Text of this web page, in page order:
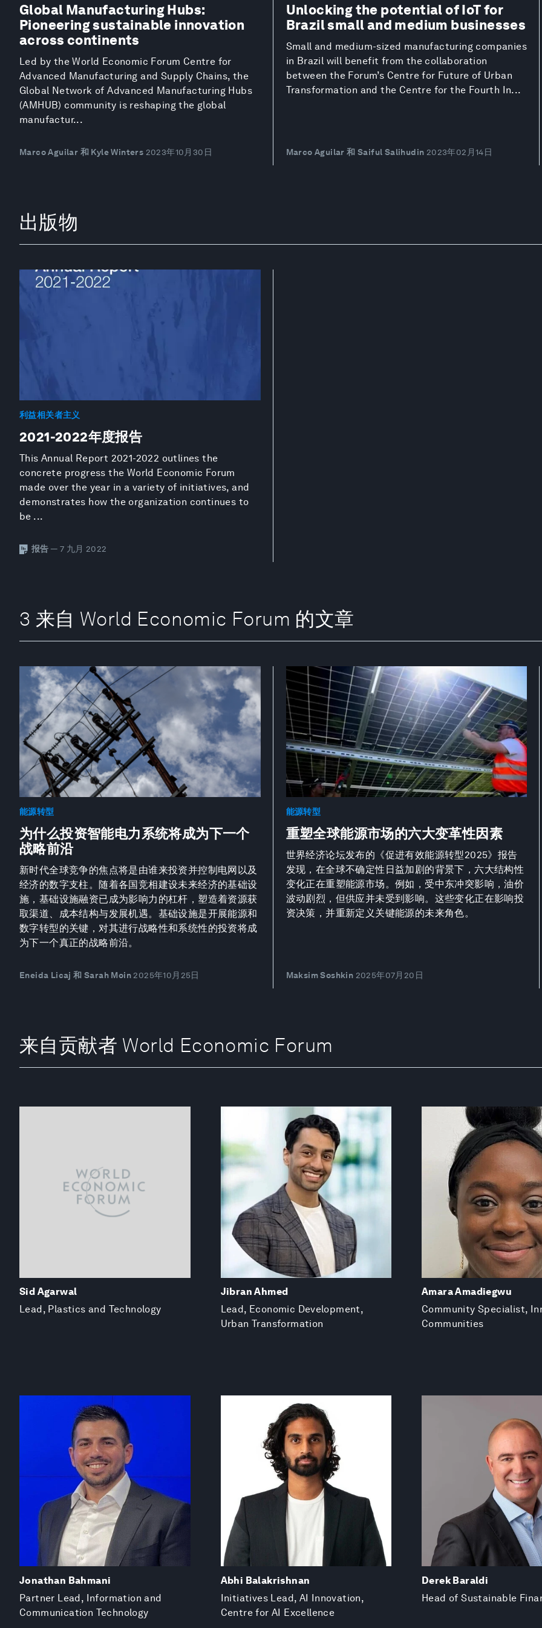
Global Manufacturing Hubs:
Pioneering sustainable innovation
across continents
Led by the World Economic Forum Centre for
Advanced Manufacturing and Supply Chains, the
Global Network of Advanced Manufacturing Hubs
(AMHUB) community is reshaping the global
manufactur...
Marco Aguilar 和 Kyle Winters 2023年10月30日
Unlocking the potential of IoT for
Brazil small and medium businesses
Small and medium-sized manufacturing companies
in Brazil will benefit from the collaboration
between the Forum’s Centre for Future of Urban
Transformation and the Centre for the Fourth In...
Marco Aguilar 和 Saiful Salihudin 2023年02月14日
出版物
利益相关者主义
2021-2022年度报告
This Annual Report 2021-2022 outlines the
concrete progress the World Economic Forum
made over the year in a variety of initiatives, and
demonstrates how the organization continues to
be ...
报告 — 7 九月 2022
3 来自 World Economic Forum 的文章
能源转型
为什么投资智能电力系统将成为下一个
战略前沿
新时代全球竞争的焦点将是由谁来投资并控制电网以及
经济的数字支柱。随着各国竞相建设未来经济的基础设
施，基础设施融资已成为影响力的杠杆，塑造着资源获
取渠道、成本结构与发展机遇。基础设施是开展能源和
数字转型的关键，对其进行战略性和系统性的投资将成
为下一个真正的战略前沿。
Eneida Licaj 和 Sarah Moin 2025年10月25日
能源转型
重塑全球能源市场的六大变革性因素
世界经济论坛发布的《促进有效能源转型2025》报告
发现，在全球不确定性日益加剧的背景下，六大结构性
变化正在重塑能源市场。例如，受中东冲突影响，油价
波动剧烈，但供应并未受到影响。这些变化正在影响投
资决策，并重新定义关键能源的未来角色。
Maksim Soshkin 2025年07月20日
来自贡献者 World Economic Forum
Sid Agarwal
Lead, Plastics and Technology
Jibran Ahmed
Lead, Economic Development,
Urban Transformation
Amara Amadiegwu
Community Specialist,
Communities
Jonathan Bahmani
Partner Lead, Information and
Communication Technology
Abhi Balakrishnan
Initiatives Lead, AI Innovation,
Centre for AI Excellence
Derek Baraldi
Head of Sustainable